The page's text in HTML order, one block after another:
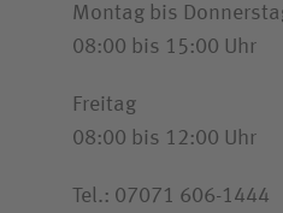
Zuweiserin / Zuweiser
Bewerberin / Bewerber
Montag bis
08:00 bis 15:00 Uhr
Freitag
08:00 bis 12:00 Uhr
Tel.: 07071 606-1444